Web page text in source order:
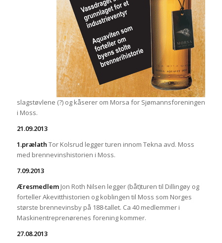
slagstøvlene (?) og kåserer om Morsa for Sjømannsforeningen
i Moss.
21.09.2013
1.prælath Tor Kolsrud legger turen innom Tekna avd. Moss
med brennevinshistorien i Moss.
7.09.2013
ÆresmedlemJon Roth Nilsen legger (båt)turen til Dillingøy og
forteller Akevitthistorien og koblingen til Moss som Norges
største brennevinsby på 188-tallet. Ca 40 medlemmer i
Maskinentreprenørenes forening kommer.
27.08.2013